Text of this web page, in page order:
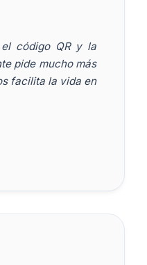
el código QR y la
pide mucho más
facilita la vida en